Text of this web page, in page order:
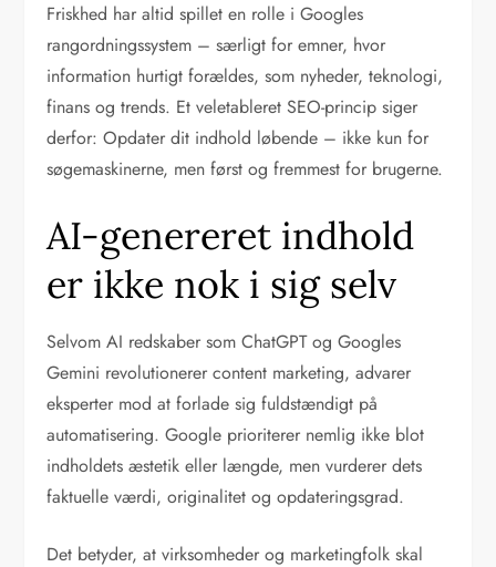
Friskhed har altid spillet en rolle i Googles
rangordningssystem – særligt for emner, hvor
information hurtigt forældes, som nyheder, teknologi,
finans og trends. Et veletableret SEO-princip siger
derfor: Opdater dit indhold løbende – ikke kun for
søgemaskinerne, men først og fremmest for brugerne.
AI-genereret indhold
er ikke nok i sig selv
Selvom AI redskaber som ChatGPT og Googles
Gemini revolutionerer content marketing, advarer
eksperter mod at forlade sig fuldstændigt på
automatisering. Google prioriterer nemlig ikke blot
indholdets æstetik eller længde, men vurderer dets
faktuelle værdi, originalitet og opdateringsgrad.
Det betyder, at virksomheder og marketingfolk skal